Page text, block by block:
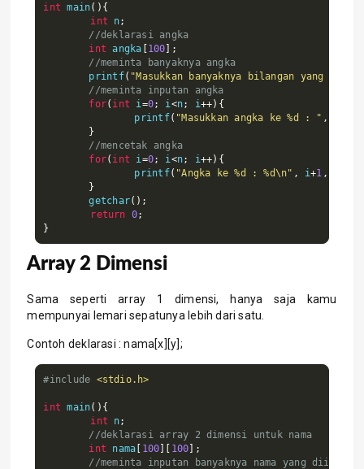
int main(){
int n;
//deklarasi angka
int angka [100];
//meminta banyaknya angka
	printf
( "Masukkan banyaknya bilangan yang
//meminta inputan angka
for( int i =0; i <n; i++){
		printf
( "Masukkan angka ke %d : " ,
}
//mencetak angka
for( int i =0; i <n; i++){
		printf
( "Angka ke %d : %d\n" , i+1 ,
}
	getchar
();
return 0;
}
Array 2 Dimensi
Sama seperti array 1 dimensi, hanya saja kamu
mempunyai lemari sepatunya lebih dari satu.
Contoh deklarasi : nama[x][y];
#include <stdio.h>
int main(){
int n;
//deklarasi array 2 dimensi untuk nama
int nama [ 100][ 100];
//meminta inputan banyaknya nama yang